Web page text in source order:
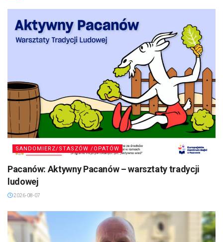
SANDOMIERZ/STASZÓW /OPATÓW
Pacanów: Aktywny Pacanów – warsztaty tradycji
ludowej
2026-08-07